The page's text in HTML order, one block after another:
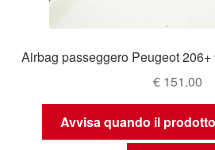
Airbag passeggero Peugeot
€ 151.00
Avvisa quando il